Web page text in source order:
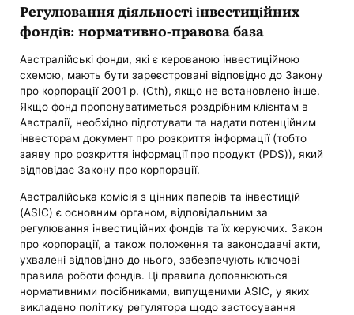
Регулювання діяльності інвестиційних
фондів: нормативно-правова база
Австралійські фонди, які є керованою інвестиційною
схемою, мають бути зареєстровані відповідно до Закону
про корпорації 2001 р. (Cth), якщо не встановлено інше.
Якщо фонд пропонуватиметься роздрібним клієнтам в
Австралії, необхідно підготувати та надати потенційним
інвесторам документ про розкриття інформації (тобто
заяву про розкриття інформації про продукт (PDS)), який
відповідає Закону про корпорації.
Австралійська комісія з цінних паперів та інвестицій
(ASIC) є основним органом, відповідальним за
регулювання інвестиційних фондів та їх керуючих. Закон
про корпорації, а також положення та законодавчі акти,
ухвалені відповідно до нього, забезпечують ключові
правила роботи фондів. Ці правила доповнюються
нормативними посібниками, випущеними ASIC, у яких
викладено політику регулятора щодо застосування